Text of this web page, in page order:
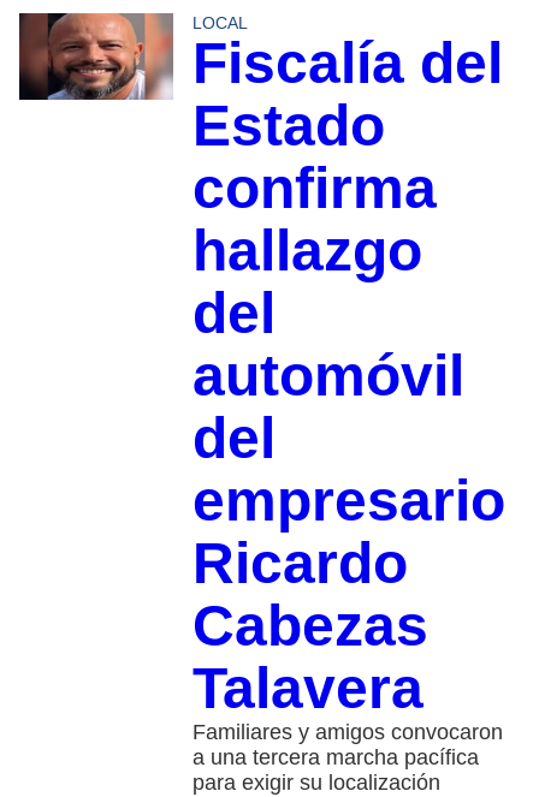
LOCAL
Fiscalía del
Estado
confirma
hallazgo
del
automóvil
del
empresario
Ricardo
Cabezas
Talavera
Familiares y amigos convocaron
a una tercera marcha pacífica
para exigir su localización